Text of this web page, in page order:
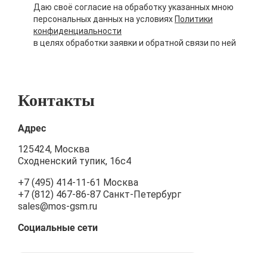
Даю своё согласие на обработку указанных мною
персональных данных на условиях Политики
конфиденциальности
в целях обработки заявки и обратной связи по ней
Контакты
Адрес
125424, Москва
Сходненский тупик, 16с4
+7 (495) 414-11-61 Москва
+7 (812) 467-86-87 Санкт-Петербург
sales@mos-gsm.ru
Социальные сети